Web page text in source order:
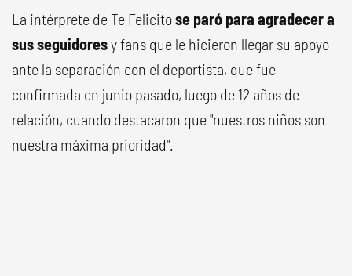
La intérprete de Te Felicitose paró para agradecer a
sus seguidoresy fans que le hicieron llegar su apoyo
ante la separación con el deportista, que fue
confirmada en junio pasado, luego de 12 años de
relación, cuando destacaron que "nuestros niños son
nuestra máxima prioridad".